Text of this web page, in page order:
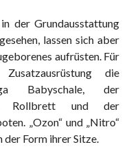
der Grundausstattung
lassen sich aber
aufrüsten. Für
die
Babyschale, der
Rollbrett und der
„Ozon“ und „Nitro“
der Form ihrer Sitze.